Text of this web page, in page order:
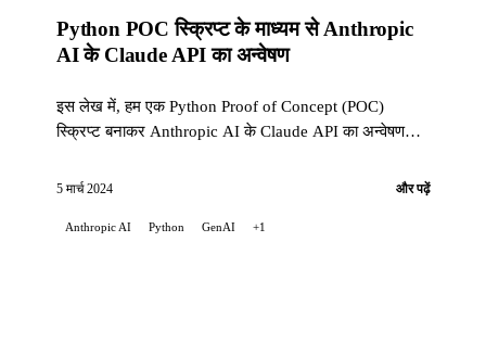
Python POC स्क्रिप्ट के माध्यम से Anthropic
AI के Claude API का अन्वेषण
इस लेख में, हम एक Python Proof of Concept (POC)
स्क्रिप्ट बनाकर Anthropic AI के Claude API का अन्वेषण
5 मार्च 2024 और पढ़ें
Anthropic AI Python GenAI +1